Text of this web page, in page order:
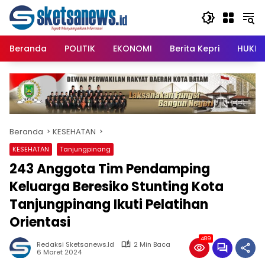
content
Langsung
konten
Beranda
POLITIK EKONOMI Berita Kepri
Beranda KESEHATAN
KESEHATAN Tanjungpinang
243 Anggota Tim Pendamping
Keluarga Beresiko Stunting Kota
Tanjungpinang Ikuti Pelatihan
Orientasi
Redaksi Sketsanews.id
2 Min Baca
6 Maret 2024
489